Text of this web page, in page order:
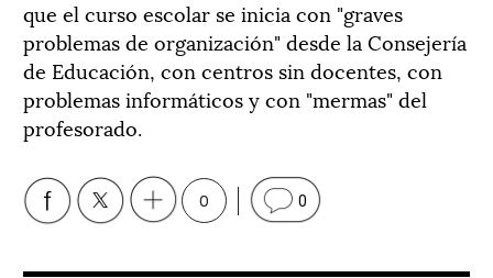
que el curso escolar se inicia con "graves
problemas de organización" desde la Consejería
de Educación, con centros sin docentes, con
problemas informáticos y con "mermas" del
profesorado.
0 0